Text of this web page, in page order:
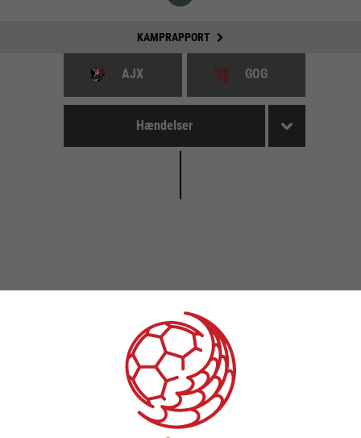
KAMPRAPPORT
AJX GOG
Hændelser